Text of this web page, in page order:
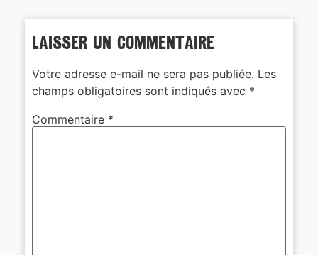
Laisser un commentaire
Votre adresse e-mail ne sera pas publiée. Les
champs obligatoires sont indiqués avec *
Commentaire *